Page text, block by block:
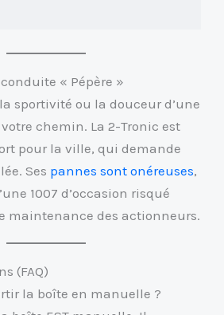
« Pépère »
sportivité ou la douceur d’une
votre chemin. La 2-Tronic est
pour la ville, qui demande
Ses pannes sont onéreuses,
1007 d’occasion risqué
maintenance des actionneurs.
(FAQ)
la boîte en manuelle ?